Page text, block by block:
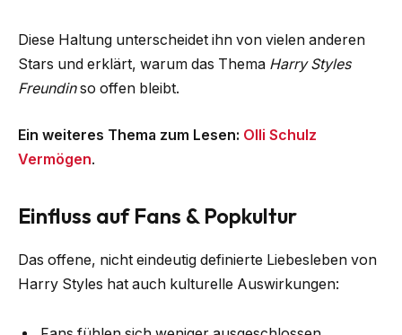
Diese Haltung unterscheidet ihn von vielen anderen
Stars und erklärt, warum das Thema Harry Styles
Freundinso offen bleibt.
Ein weiteres Thema zum Lesen: Olli Schulz
Vermögen.
Einfluss auf Fans & Popkultur
Das offene, nicht eindeutig definierte Liebesleben von
Harry Styles hat auch kulturelle Auswirkungen: